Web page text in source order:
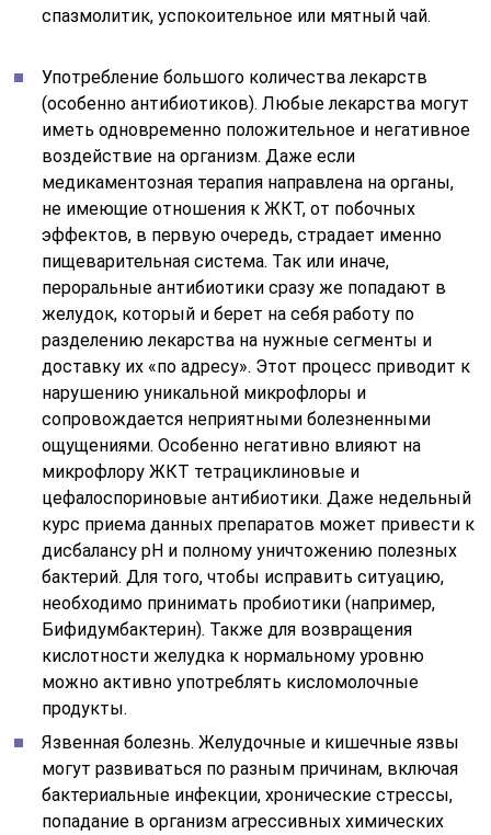
спазмолитик, успокоительное или мятный чай.
Употребление большого количества лекарств
(особенно антибиотиков). Любые лекарства могут
иметь одновременно положительное и негативное
воздействие на организм. Даже если
медикаментозная терапия направлена на органы,
не имеющие отношения к ЖКТ, от побочных
эффектов, в первую очередь, страдает именно
пищеварительная система. Так или иначе,
пероральные антибиотики сразу же попадают в
желудок, который и берет на себя работу по
разделению лекарства на нужные сегменты и
доставку их «по адресу». Этот процесс приводит к
нарушению уникальной микрофлоры и
сопровождается неприятными болезненными
ощущениями. Особенно негативно влияют на
микрофлору ЖКТ тетрациклиновые и
цефалоспориновые антибиотики. Даже недельный
курс приема данных препаратов может привести к
дисбалансу рН и полному уничтожению полезных
бактерий. Для того, чтобы исправить ситуацию,
необходимо принимать пробиотики (например,
Бифидумбактерин). Также для возвращения
кислотности желудка к нормальному уровню
можно активно употреблять кисломолочные
продукты.
Язвенная болезнь. Желудочные и кишечные язвы
могут развиваться по разным причинам, включая
бактериальные инфекции, хронические стрессы,
попадание в организм агрессивных химических